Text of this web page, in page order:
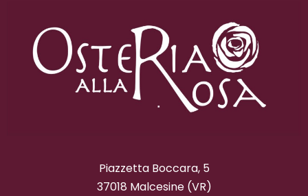
Piazzetta Boccara, 5
37018 Malcesine (VR)